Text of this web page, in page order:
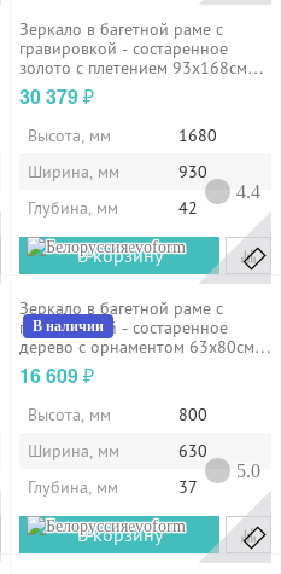
Зеркало в багетной раме с
гравировкой - состаренное
золото с плетением 93х168см
Evoform...
30 379₽
Высота, мм
1680
Ширина, мм
930
Глубина, мм
42
В корзину
evoform
4.4
В наличии
Зеркало в багетной раме с
гравировкой - состаренное
дерево с орнаментом 63х80см
Evoform...
16 609₽
Высота, мм
800
Ширина, мм
630
Глубина, мм
37
В корзину
evoform
5.0